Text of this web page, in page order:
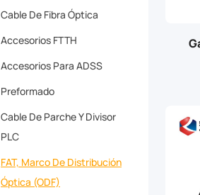
Cable De Fibra Óptica
Accesorios FTTH
Accesorios Para ADSS
Preformado
Cable De Parche Y Divisor
PLC
FAT, Marco De Distribución
Óptica (ODF)